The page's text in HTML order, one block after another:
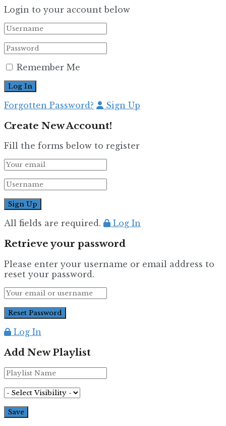
Login to your account below
Remember Me
Forgotten Password? Sign Up
Create New Account!
Fill the forms below to register
All fields are required. Log In
Retrieve your password
Please enter your username or email address to
reset your password.
Log In
Add New Playlist